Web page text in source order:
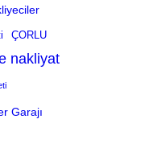
ÇORLU
nakliyat
Garajı